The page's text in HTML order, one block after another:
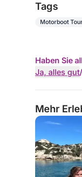
Tags
Motorboot
Haben Sie
Ja, alles gut/
Mehr